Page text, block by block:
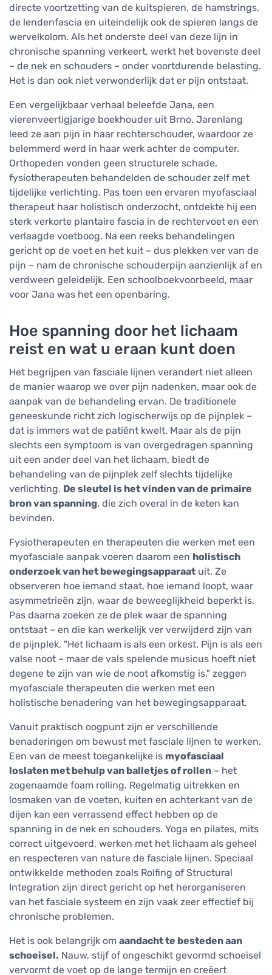
directe voortzetting van de kuitspieren, de hamstrings,
de lendenfascia en uiteindelijk ook de spieren langs de
wervelkolom. Als het onderste deel van deze lijn in
chronische spanning verkeert, werkt het bovenste deel
– de nek en schouders – onder voortdurende belasting.
Het is dan ook niet verwonderlijk dat er pijn ontstaat.
Een vergelijkbaar verhaal beleefde Jana, een
vierenveertigjarige boekhouder uit Brno. Jarenlang
leed ze aan pijn in haar rechterschouder, waardoor ze
belemmerd werd in haar werk achter de computer.
Orthopeden vonden geen structurele schade,
fysiotherapeuten behandelden de schouder zelf met
tijdelijke verlichting. Pas toen een ervaren myofasciaal
therapeut haar holistisch onderzocht, ontdekte hij een
sterk verkorte plantaire fascia in de rechtervoet en een
verlaagde voetboog. Na een reeks behandelingen
gericht op de voet en het kuit – dus plekken ver van de
pijn – nam de chronische schouderpijn aanzienlijk af en
verdween geleidelijk. Een schoolboekvoorbeeld, maar
voor Jana was het een openbaring.
Hoe spanning door het lichaam
reist en wat u eraan kunt doen
Het begrijpen van fasciale lijnen verandert niet alleen
de manier waarop we over pijn nadenken, maar ook de
aanpak van de behandeling ervan. De traditionele
geneeskunde richt zich logischerwijs op de pijnplek –
dat is immers wat de patiënt kwelt. Maar als de pijn
slechts een symptoom is van overgedragen spanning
uit een ander deel van het lichaam, biedt de
behandeling van de pijnplek zelf slechts tijdelijke
verlichting. De sleutel is het vinden van de primaire
bron van spanning, die zich overal in de keten kan
bevinden.
Fysiotherapeuten en therapeuten die werken met een
myofasciale aanpak voeren daarom een holistisch
onderzoek van het bewegingsapparaat uit. Ze
observeren hoe iemand staat, hoe iemand loopt, waar
asymmetrieën zijn, waar de beweeglijkheid beperkt is.
Pas daarna zoeken ze de plek waar de spanning
ontstaat – en die kan werkelijk ver verwijderd zijn van
de pijnplek. "Het lichaam is als een orkest. Pijn is als een
valse noot – maar de vals spelende musicus hoeft niet
degene te zijn van wie de noot afkomstig is," zeggen
myofasciale therapeuten die werken met een
holistische benadering van het bewegingsapparaat.
Vanuit praktisch oogpunt zijn er verschillende
benaderingen om bewust met fasciale lijnen te werken.
Een van de meest toegankelijke is myofasciaal
loslaten met behulp van balletjes of rollen – het
zogenaamde foam rolling. Regelmatig uitrekken en
losmaken van de voeten, kuiten en achterkant van de
dijen kan een verrassend effect hebben op de
spanning in de nek en schouders. Yoga en pilates, mits
correct uitgevoerd, werken met het lichaam als geheel
en respecteren van nature de fasciale lijnen. Speciaal
ontwikkelde methoden zoals Rolfing of Structural
Integration zijn direct gericht op het herorganiseren
van het fasciale systeem en zijn vaak zeer effectief bij
chronische problemen.
Het is ook belangrijk om aandacht te besteden aan
schoeisel. Nauw, stijf of ongeschikt gevormd schoeisel
vervormt de voet op de lange termijn en creëert